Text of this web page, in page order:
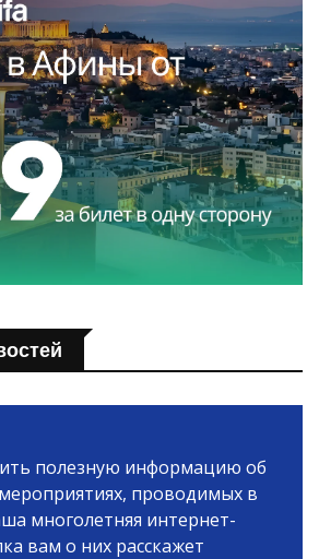
полезную информацию об
проводимых в
многолетняя интернет-
вам о них расскажет